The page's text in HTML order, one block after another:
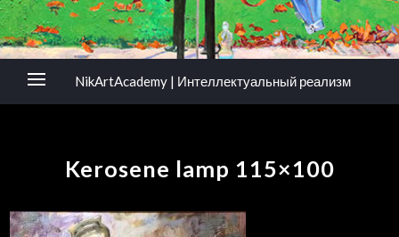
NikArtAcademy | Интеллектуальный реализм
Kerosene lamp 115×100